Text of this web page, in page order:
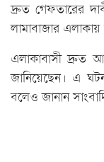
দ্রুত গেফতারের
লামাবাজার
এলাকাবাসী দ্রুত
জানিয়েছেন। এ
বলেও জানান